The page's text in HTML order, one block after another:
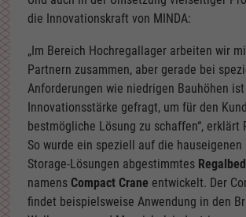
die Innovationskraft von MINDA:
„Im Bereich Hochregallager arbeiten wir
Partnern zusammen, aber gerade bei
Anforderungen wie niedrigen Bauhöhen
Innovationsstärke gefragt, um für den
bestmögliche Lösung zu schaffen“, erklärt
So wurde ein speziell auf die hauseigenen
Storage-Lösungen abgestimmtes
namensCompact Crane entwickelt. Der
findet beispielsweise Anwendung in den